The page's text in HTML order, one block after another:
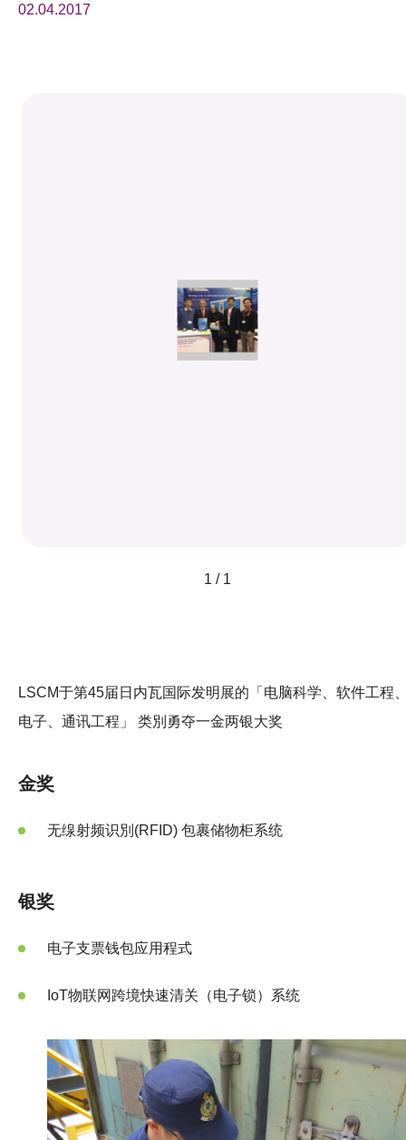
02.04.2017
1 / 1
LSCM于第45届日内瓦国际发明展的「电脑科学、软件工程
电子、通讯工程」 类別勇夺一金两银大奖
金奖
无缐射频识別(RFID) 包裹储物柜系统
银奖
电子支票钱包应用程式
IoT物联网跨境快速清关（电子锁）系统